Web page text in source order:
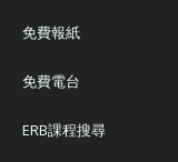
免費報紙
免費電台
ERB課程搜尋